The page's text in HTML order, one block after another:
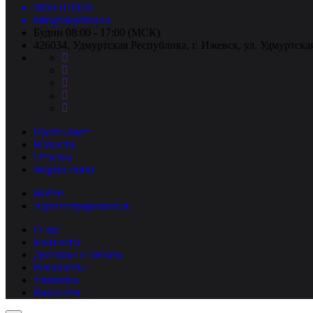
88005118036
info@nkpribor.ru
Будни 08:00 - 17:00 (МСК)
426034, Удмуртская Республика, г. Ижевск, ул.
Прайс-лист
Новости
Отзывы
Форма связи
Войти
Зарегистрироваться
О нас
Контакты
Доставка и оплата
Реквизиты
Упаковка
Вакансии